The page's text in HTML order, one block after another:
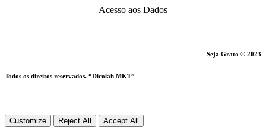
Acesso aos Dados
Seja Grato © 2023
Todos os direitos reservados. “Dicolah MKT”
Customize Reject All Accept All